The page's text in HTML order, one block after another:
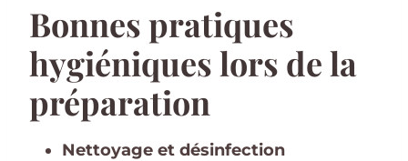
Bonnes pratiques
hygiéniques lors de la
préparation
Nettoyage et désinfection